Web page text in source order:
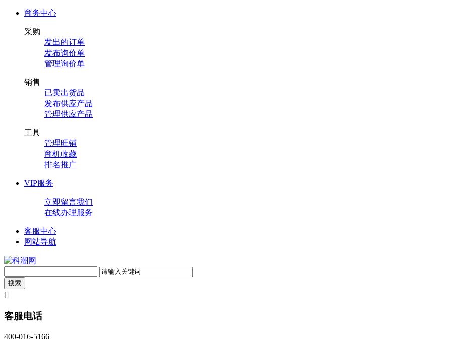
商务中心
采购
发出的订单
发布询价单
管理询价单
销售
已卖出货品
发布供应产品
管理供应产品
工具
管理旺铺
商机收藏
排名推广
VIP服务
立即留言我们
在线办理服务
客服中心
网站导航

客服电话
400-016-5166